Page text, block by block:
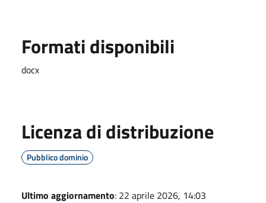
Formati disponibili
docx
Licenza di distribuzione
Pubblico dominio
Ultimo aggiornamento: 22 aprile 2026, 14:03